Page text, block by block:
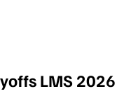
LMS 2026